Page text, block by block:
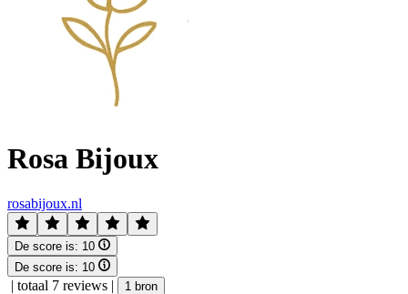
Rosa Bijoux
rosabijoux.nl
De score is: 10
De score is: 10
| totaal 7 reviews | 1 bron